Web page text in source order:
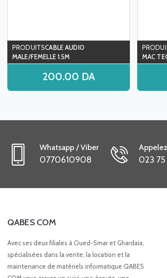
CABLE AUDIO
MALE/FEMELLE 1.5M
200.00 DA
MAC
Whatsapp / Viber
0770610908 023 75
QABES COM
Avec ses deux filiales à Oued-Smar et Ghardaia,
spécialisées dans la vente, la location et la
maintenance de matériels informatique QABES